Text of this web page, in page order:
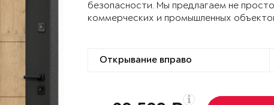
безопасности. Мы предлагаем не
коммерческих и промышленных